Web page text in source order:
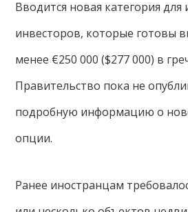
Вводится новая категория
инвесторов, которые готовы
менее €250 000 ($277 000) в
Правительство пока не
подробную информацию о
опции.
Ранее иностранцам